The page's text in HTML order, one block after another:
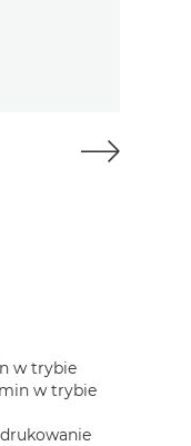
w trybie
w trybie